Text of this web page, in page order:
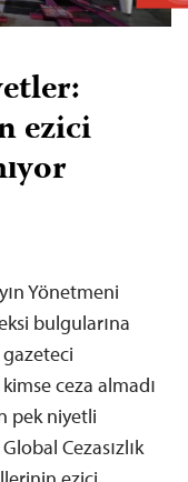
ezici
Yönetmeni
bulgularına
ceza almadı
pek niyetli
Cezasızlık